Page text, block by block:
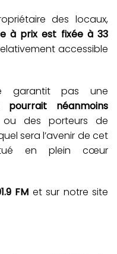
des locaux,
à prix est fixée à 33
accessible
garantit pas une
pourrait néanmoins
ou des porteurs de
sera l’avenir de cet
en plein cœur
FM et sur notre site